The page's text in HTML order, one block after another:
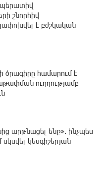
շնորհիվ
է բժշկական
ծրագիրը համարում է
ուղղությամբ
արթնացել ենք». ինչպես
կեսգիշերյան